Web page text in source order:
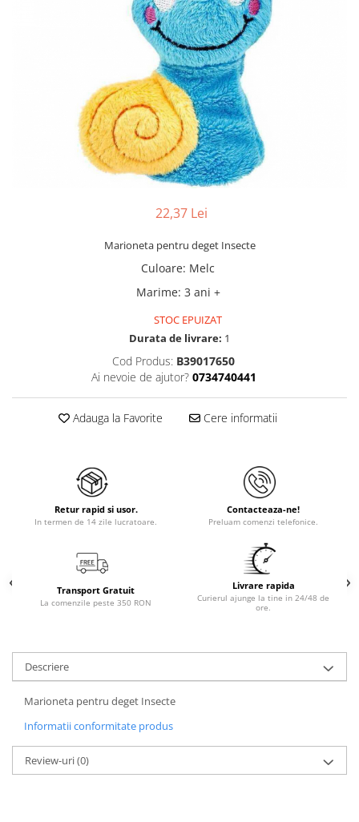
22,37 Lei
Marioneta pentru deget Insecte
Culoare: Melc
Marime: 3 ani +
STOC EPUIZAT
Durata de livrare: 1
Cod Produs: B39017650
Ai nevoie de ajutor? 0734740441
Adauga la Favorite Cere informatii
Retur rapid si usor.
In termen de 14 zile lucratoare.
Contacteaza-ne!
Preluam comenzi telefonice.
Transport Gratuit
La comenzile peste 350 RON
Livrare rapida
Curierul ajunge la tine in 24/48 de
ore.
Descriere
Marioneta pentru deget Insecte
Informatii conformitate produs
Review-uri(0)